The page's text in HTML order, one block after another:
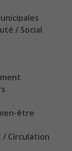
/ Social
être
Circulation